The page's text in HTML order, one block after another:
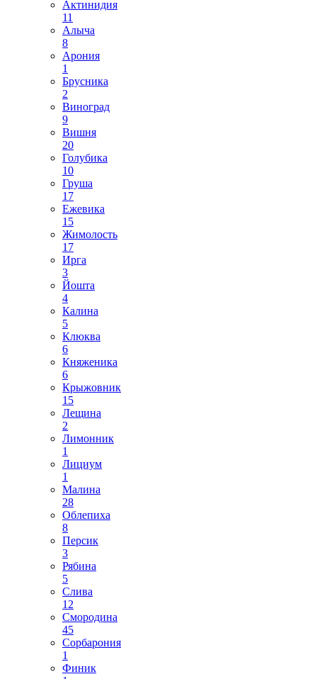
Актинидия
11
Алыча
8
Арония
1
Брусника
2
Виноград
9
Вишня
20
Голубика
10
Груша
17
Ежевика
15
Жимолость
17
Ирга
3
Йошта
4
Калина
5
Клюква
6
Княженика
6
Крыжовник
15
Лещина
2
Лимонник
1
Лициум
1
Малина
28
Облепиха
8
Персик
3
Рябина
5
Слива
12
Смородина
45
Сорбарония
1
Финик